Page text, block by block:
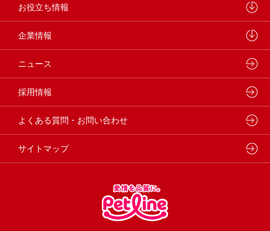
学会・論文発表
製品・品質管理
キャットフード
小動物
動物病院専用フード
フードコンシェル
ウェルネスナビ
しあわせマルシェ
どうぶつ病院宅配便
お役立ち情報
ペットライン 犬ノート
ペットライン 猫ノート
狂犬病予防
企業情報
会社概要・事業所
代表メッセージ
企業理念・ビジョン
ニュース
採用情報
よくある質問・お問い合わせ
サイトマップ